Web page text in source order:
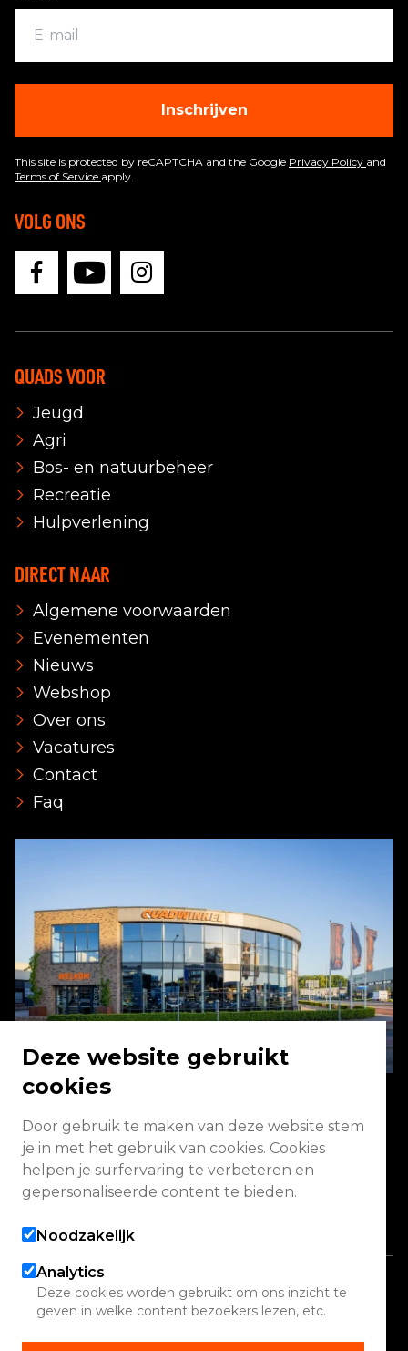
Inschrijven
This site is protected by reCAPTCHA and the Google Privacy Policy and
Terms of Service apply.
VOLG ONS
QUADS VOOR
Jeugd
Agri
Bos- en natuurbeheer
Recreatie
Hulpverlening
DIRECT NAAR
Algemene voorwaarden
Evenementen
Nieuws
Webshop
Over ons
Vacatures
Contact
Faq
Energieweg 2 3771 NA Barneveld
Vandaag geopend van 08:00 - 17:00
Copyright 2026 Quadwinkel
Cookie instellingen
Contact
Deze website gebruikt
cookies
Door gebruik te maken van deze website stem
je in met het gebruik van cookies. Cookies
helpen je surfervaring te verbeteren en
gepersonaliseerde content te bieden.
Noodzakelijk
Analytics
Deze cookies worden gebruikt om ons inzicht te
geven in welke content bezoekers lezen, etc.